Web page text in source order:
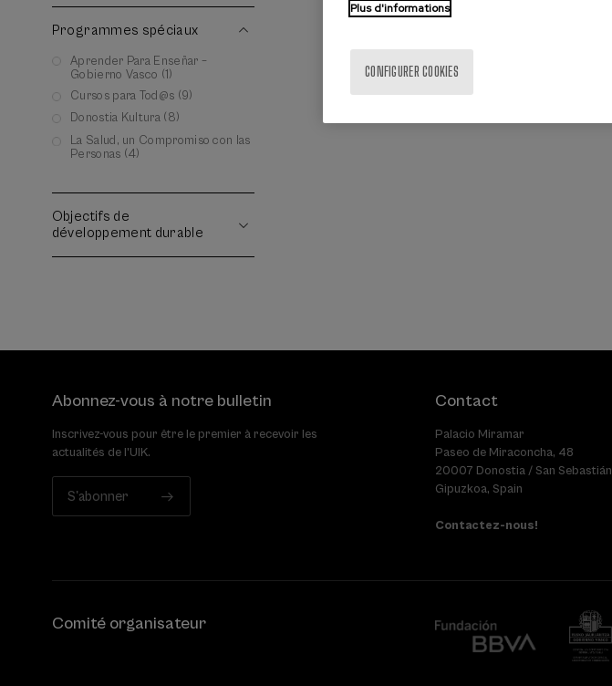
Programmes spéciaux
Aprender Para Enseñar –
Gobierno Vasco (1)
Cursos para Tod@s (9)
Donostia Kultura (8)
La Salud, un Compromiso con las
Personas (4)
Objectifs de
développement durable
Abonnez-vous à notre bulletin
Inscrivez-vous pour être le premier à recevoir les
actualités de l'UIK.
S'abonner
Contact
Palacio Miramar
Paseo de Miraconcha, 48
20007 Donostia / San Sebastián
Gipuzkoa, Spain
Contactez-nous!
Comité organisateur
Plus d'informations
CONFIGURER COOKIES